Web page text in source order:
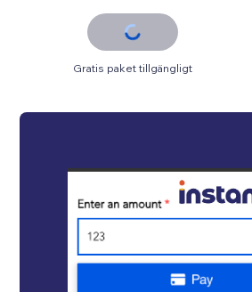
Gratis paket tillgängligt